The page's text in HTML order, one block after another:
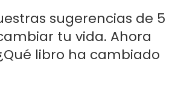
sugerencias de 5
tu vida. Ahora
libro ha cambiado